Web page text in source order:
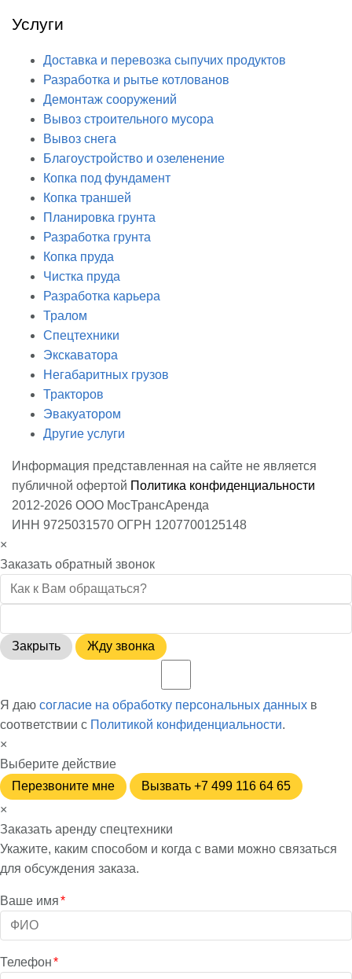
Услуги
Доставка и перевозка сыпучих продуктов
Разработка и рытье котлованов
Демонтаж сооружений
Вывоз строительного мусора
Вывоз снега
Благоустройство и озеленение
Копка под фундамент
Копка траншей
Планировка грунта
Разработка грунта
Копка пруда
Чистка пруда
Разработка карьера
Тралом
Спецтехники
Экскаватора
Негабаритных грузов
Тракторов
Эвакуатором
Другие услуги
Информация представленная на сайте не является
публичной офертой Политика конфиденциальности
2012-2026 ООО МосТрансАренда
ИНН 9725031570 ОГРН 1207700125148
×
Заказать обратный звонок
Закрыть Жду звонка
Я даю согласие на обработку персональных данных в
соответствии с Политикой конфиденциальности.
×
Выберите действие
Перезвоните мне
Вызвать +7 499 116 64 65
×
Заказать аренду спецтехники
Укажите, каким способом и когда с вами можно связаться
для обсуждения заказа.
Ваше имя*
Телефон*